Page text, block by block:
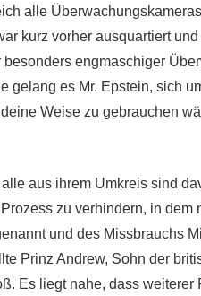
alle
kurz vorher ausquartiert
engmaschiger
gelang es Mr. Epstein, sich
Weise zu gebrauchen
aus ihrem Umkreis sind
zu verhindern, in
und des Missbrauchs
Prinz Andrew, Sohn der
Es liegt nahe, dass weiterer